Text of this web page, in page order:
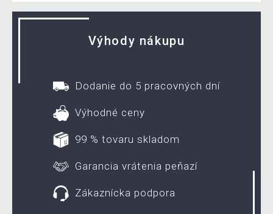
Výhody nákupu
Dodanie do 5 pracovných dní
Výhodné ceny
99 % tovaru skladom
Garancia vrátenia peňazí
Zákaznícka podpora